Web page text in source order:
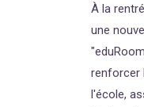
À la
une
renforcer
l'école,